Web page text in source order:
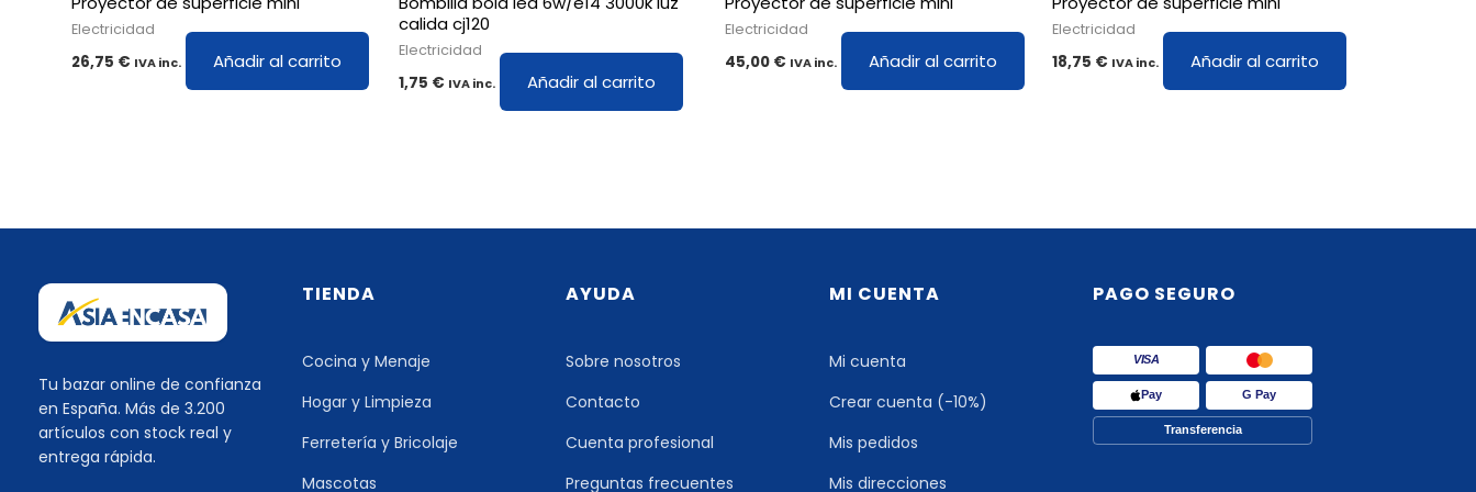
Electricidad
26,75 € IVA inc. Añadir al carrito
calida cj120
Electricidad
1,75 € IVA inc. Añadir al carrito
Electricidad
45,00 € IVA inc. Añadir al carrito
Electricidad
18,75 € IVA inc. Añadir al carrito
Tu bazar online de confianza
en España. Más de 3.200
artículos con stock real y
entrega rápida.
TIENDA
Cocina y Menaje
Hogar y Limpieza
Ferretería y Bricolaje
Mascotas
AYUDA
Sobre nosotros
Contacto
Cuenta profesional
Preguntas frecuentes
MI CUENTA
Mi cuenta
Crear cuenta (-10%)
Mis pedidos
Mis direcciones
PAGO SEGURO
VISA
Pay G Pay
Transferencia